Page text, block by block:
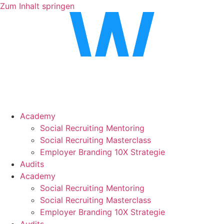
Zum Inhalt springen
Academy
Social Recruiting Mentoring
Social Recruiting Masterclass
Employer Branding 10X Strategie
Audits
Academy
Social Recruiting Mentoring
Social Recruiting Masterclass
Employer Branding 10X Strategie